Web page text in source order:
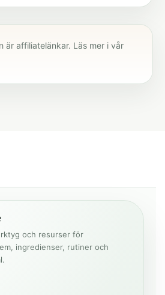
är affiliatelänkar. Läs mer i vår
och resurser för
ingredienser, rutiner och